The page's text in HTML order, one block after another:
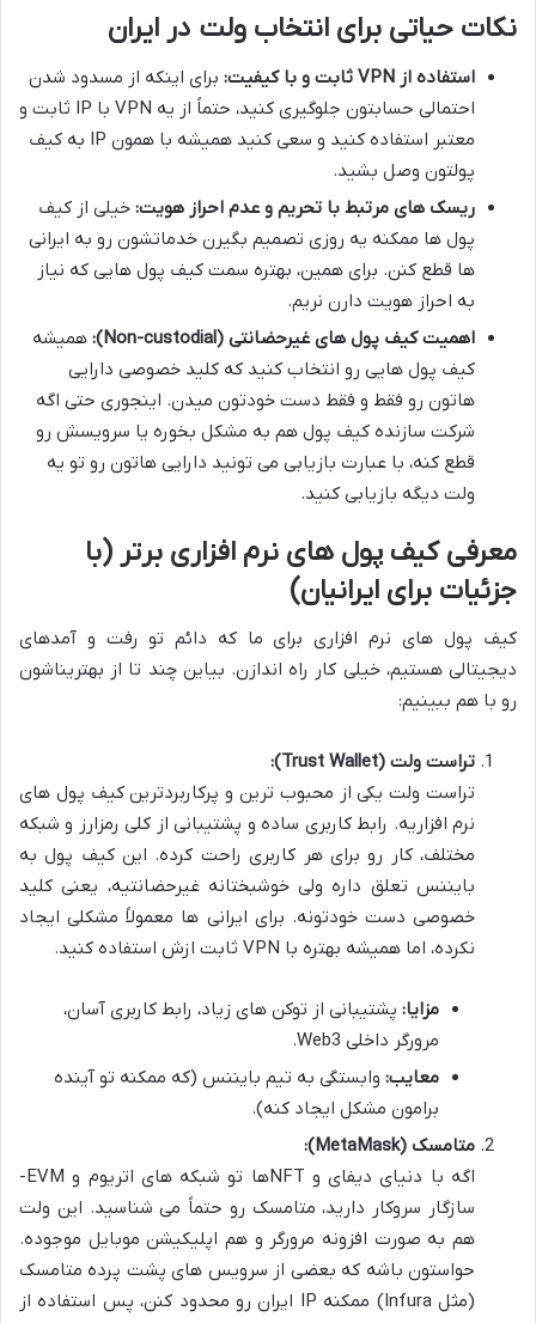
نکات حیاتی برای انتخاب ولت در ایران
استفاده از VPN ثابت و با کیفیت:
برای اینکه از مسدود شدن
احتمالی حسابتون جلوگیری کنید، حتماً از یه VPN با IP ثابت و
معتبر استفاده کنید و سعی کنید همیشه با همون IP به کیف
پولتون وصل بشید.
ریسک های مرتبط با تحریم و عدم احراز هویت: خیلی از کیف
پول ها ممکنه یه روزی تصمیم بگیرن خدماتشون رو به ایرانی
ها قطع کنن. برای همین، بهتره سمت کیف پول هایی که نیاز
به احراز هویت دارن نریم.
اهمیت کیف پول های غیرحضانتی (Non-custodial):
همیشه
کیف پول هایی رو انتخاب کنید که کلید خصوصی دارایی
هاتون رو فقط و فقط دست خودتون میدن. اینجوری حتی اگه
شرکت سازنده کیف پول هم به مشکل بخوره یا سرویسش رو
قطع کنه، با عبارت بازیابی می تونید دارایی هاتون رو تو یه
ولت دیگه بازیابی کنید.
معرفی کیف پول های نرم افزاری برتر (با
جزئیات برای ایرانیان)
کیف پول های نرم افزاری برای ما که دائم تو رفت و آمدهای
دیجیتالی هستیم، خیلی کار راه اندازن. بیاین چند تا از بهتریناشون
رو با هم ببینیم:
تراست ولت (Trust Wallet):
تراست ولت یکی از محبوب ترین و پرکاربردترین کیف پول های
نرم افزاریه. رابط کاربری ساده و پشتیبانی از کلی رمزارز و شبکه
مختلف، کار رو برای هر کاربری راحت کرده. این کیف پول به
بایننس تعلق داره ولی خوشبختانه غیرحضانتیه، یعنی کلید
خصوصی دست خودتونه. برای ایرانی ها معمولاً مشکلی ایجاد
نکرده، اما همیشه بهتره با VPN ثابت ازش استفاده کنید.
مزایا: پشتیبانی از توکن های زیاد، رابط کاربری آسان،
مرورگر داخلی Web3.
معایب: وابستگی به تیم بایننس (که ممکنه تو آینده
برامون مشکل ایجاد کنه).
متامسک (MetaMask):
اگه با دنیای دیفای و NFTها تو شبکه های اتریوم و EVM-
سازگار سروکار دارید، متامسک رو حتماً می شناسید. این ولت
هم به صورت افزونه مرورگر و هم اپلیکیشن موبایل موجوده.
حواستون باشه که بعضی از سرویس های پشت پرده متامسک
(مثل Infura) ممکنه IP ایران رو محدود کنن، پس استفاده از